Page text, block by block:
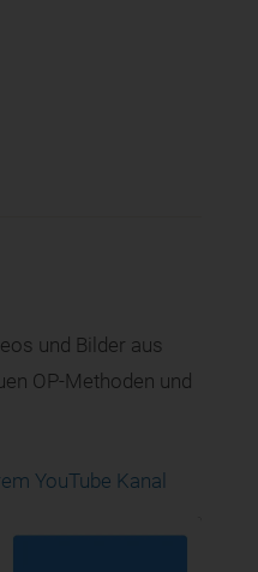
und Bilder aus
OP-Methoden und
YouTube Kanal